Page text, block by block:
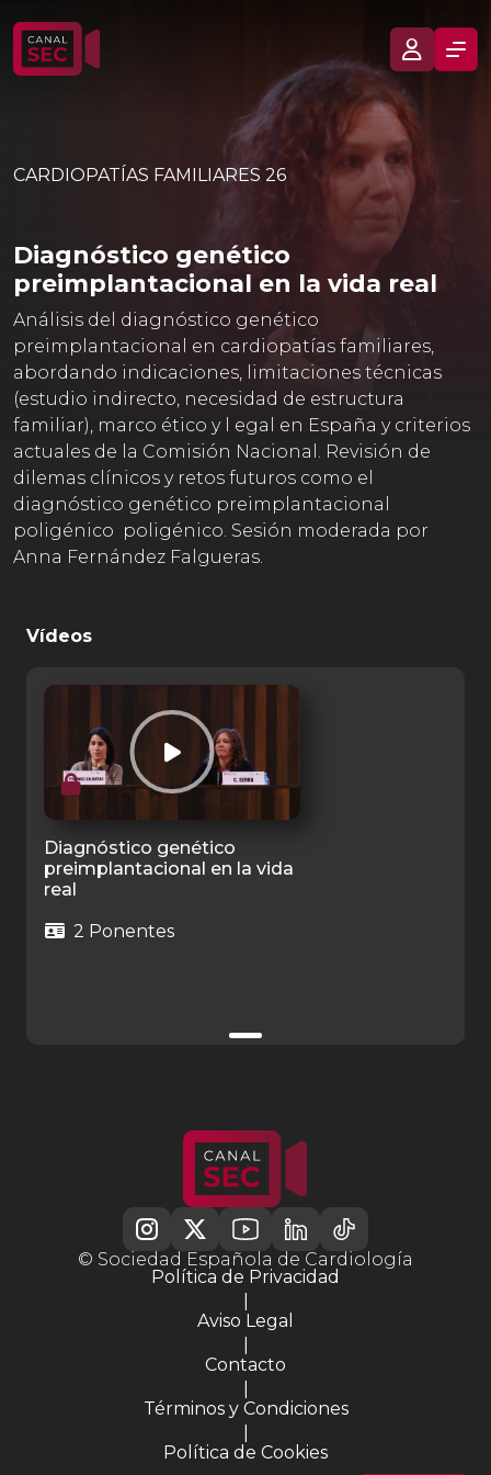
CARDIOPATÍAS FAMILIARES 26
Diagnóstico genético
preimplantacional en la vida real
Análisis del diagnóstico genético
preimplantacional en cardiopatías familiares,
abordando indicaciones, limitaciones técnicas
(estudio indirecto, necesidad de estructura
familiar), marco ético y l egal en España y criterios
actuales de la Comisión Nacional. Revisión de
dilemas clínicos y retos futuros como el
diagnóstico genético preimplantacional
poligénico poligénico. Sesión moderada por
Anna Fernández Falgueras.
Vídeos
Diagnóstico genético
preimplantacional en la vida
real
2 Ponentes
© Sociedad Española de Cardiología
Política de Privacidad
|
Aviso Legal
|
Contacto
|
Términos y Condiciones
|
Política de Cookies